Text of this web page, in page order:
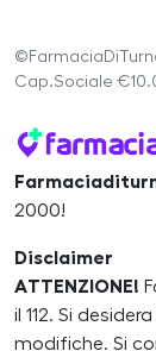
Cap.Sociale
2000!
Disclaimer
ATTENZIONE!
il 112. Si
modifiche. Si